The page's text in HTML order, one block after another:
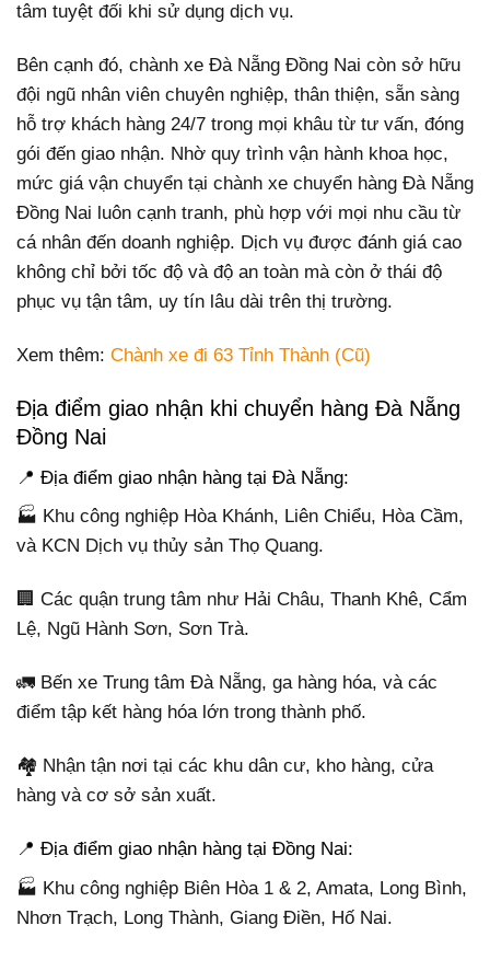
tâm tuyệt đối khi sử dụng dịch vụ.
Bên cạnh đó, chành xe Đà Nẵng Đồng Nai còn sở hữu
đội ngũ nhân viên chuyên nghiệp, thân thiện, sẵn sàng
hỗ trợ khách hàng 24/7 trong mọi khâu từ tư vấn, đóng
gói đến giao nhận. Nhờ quy trình vận hành khoa học,
mức giá vận chuyển tại chành xe chuyển hàng Đà Nẵng
Đồng Nai luôn cạnh tranh, phù hợp với mọi nhu cầu từ
cá nhân đến doanh nghiệp. Dịch vụ được đánh giá cao
không chỉ bởi tốc độ và độ an toàn mà còn ở thái độ
phục vụ tận tâm, uy tín lâu dài trên thị trường.
Xem thêm: Chành xe đi 63 Tỉnh Thành (Cũ)
Địa điểm giao nhận khi chuyển hàng Đà Nẵng
Đồng Nai
📍 Địa điểm giao nhận hàng tại Đà Nẵng:
🏭 Khu công nghiệp Hòa Khánh, Liên Chiểu, Hòa Cầm,
và KCN Dịch vụ thủy sản Thọ Quang.
🏢 Các quận trung tâm như Hải Châu, Thanh Khê, Cẩm
Lệ, Ngũ Hành Sơn, Sơn Trà.
🚛 Bến xe Trung tâm Đà Nẵng, ga hàng hóa, và các
điểm tập kết hàng hóa lớn trong thành phố.
🏘️ Nhận tận nơi tại các khu dân cư, kho hàng, cửa
hàng và cơ sở sản xuất.
📍 Địa điểm giao nhận hàng tại Đồng Nai:
🏭 Khu công nghiệp Biên Hòa 1 & 2, Amata, Long Bình,
Nhơn Trạch, Long Thành, Giang Điền, Hố Nai.